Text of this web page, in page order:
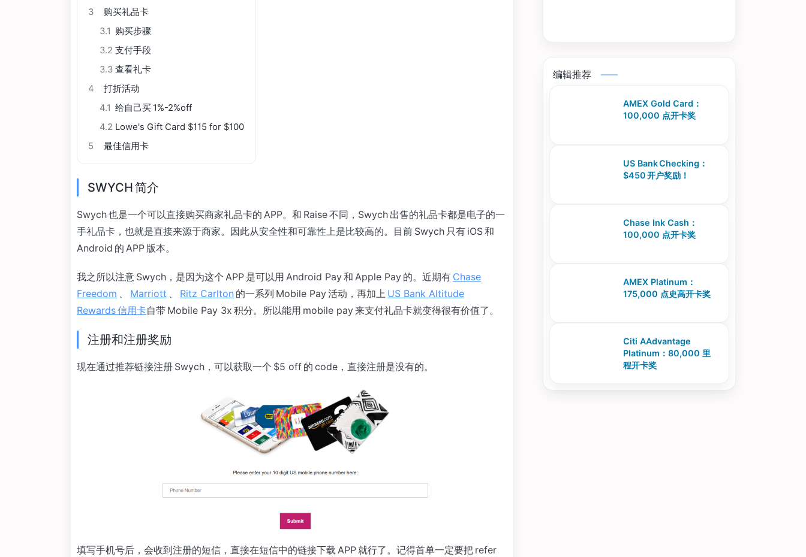
3
购买礼品卡
3.1 购买步骤
3.2 支付手段
3.3 查看礼卡
4
打折活动
4.1 给自己买 1%-2%off
4.2 Lowe's Gift Card $115 for $100
5
最佳信用卡
SWYCH 简介
Swych 也是一个可以直接购买商家礼品卡的 APP。和 Raise 不同，Swych 出售的礼品卡都是电子的一
手礼品卡，也就是直接来源于商家。因此从安全性和可靠性上是比较高的。目前 Swych 只有 iOS 和
Android 的 APP 版本。
我之所以注意 Swych，是因为这个 APP 是可以用 Android Pay 和 Apple Pay 的。近期有 Chase
Freedom
Marriott Ritz Carlton 的一系列 Mobile Pay 活动，再加上 US Bank Altitude
Rewards 信用卡自带 Mobile Pay 3x 积分。所以能用 mobile pay 来支付礼品卡就变得很有价值了。
注册和注册奖励
现在通过推荐链接注册 Swych，可以获取一个 $5 off 的 code，直接注册是没有的。
填写手机号后，会收到注册的短信，直接在短信中的链接下载 APP 就行了。记得首单一定要把 refer
编辑推荐
AMEX Gold Card：
100,000 点开卡奖
US Bank Checking：
$450 开户奖励！
Chase Ink Cash：
100,000 点开卡奖
AMEX Platinum：
175,000 点史高开卡奖
Citi AAdvantage
Platinum：80,000 里
程开卡奖